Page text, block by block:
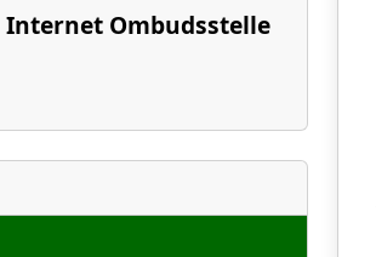
Internet Ombudsstelle